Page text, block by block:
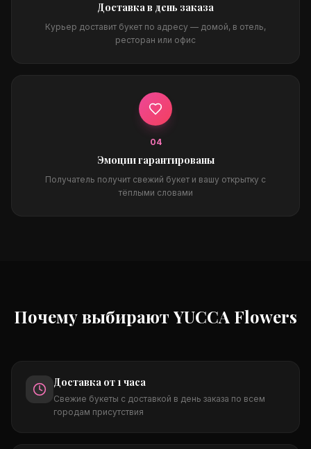
Доставка в день заказа
Курьер доставит букет по адресу — домой, в отель,
ресторан или офис
04
Эмоции гарантированы
Получатель получит свежий букет и вашу открытку с
тёплыми словами
Почему выбирают YUCCA Flowers
Доставка от 1 часа
Свежие букеты с доставкой в день заказа по всем
городам присутствия